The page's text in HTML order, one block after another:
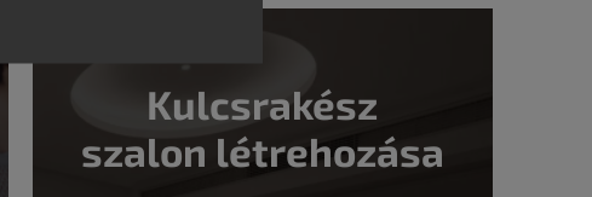
Kulcsrakész
szalon létrehozása